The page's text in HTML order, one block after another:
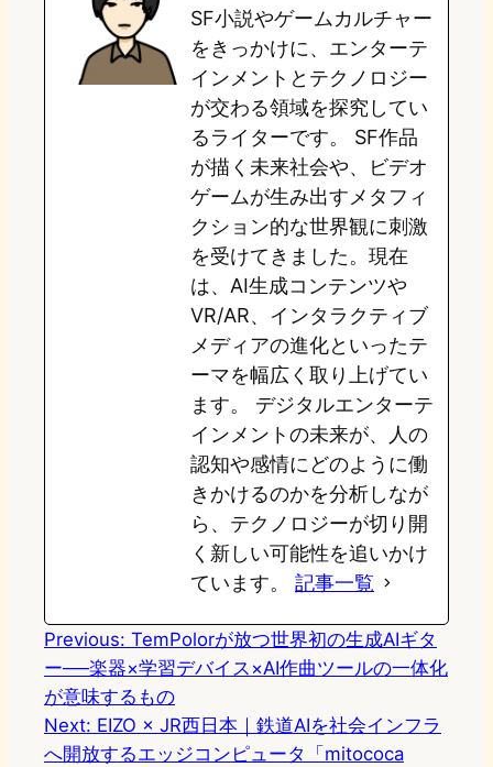
d
o
n
k
y
o
o
k
a
SF小説やゲームカルチャー
をきっかけに、エンターテ
インメントとテクノロジー
が交わる領域を探究してい
るライターです。 SF作品
が描く未来社会や、ビデオ
ゲームが生み出すメタフィ
クション的な世界観に刺激
を受けてきました。現在
は、AI生成コンテンツや
VR/AR、インタラクティブ
メディアの進化といったテ
ーマを幅広く取り上げてい
ます。 デジタルエンターテ
インメントの未来が、人の
認知や感情にどのように働
きかけるのかを分析しなが
ら、テクノロジーが切り開
く新しい可能性を追いかけ
ています。 記事一覧
Previous: TemPolorが放つ世界初の生成AIギタ
ー──楽器×学習デバイス×AI作曲ツールの一体化
が意味するもの
Next: EIZO × JR西日本｜鉄道AIを社会インフラ
へ開放するエッジコンピュータ「mitococa